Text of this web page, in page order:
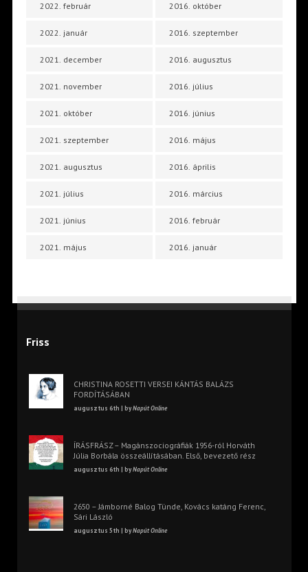
2022. február
2022. január
2021. december
2021. november
2021. október
2021. szeptember
2021. augusztus
2021. július
2021. június
2021. május
2016. október
2016. szeptember
2016. augusztus
2016. július
2016. június
2016. május
2016. április
2016. március
2016. február
2016. január
Friss
CHRISTINA ROSETTI VERSEI KÁNTÁS BALÁZS
FORDÍTÁSÁBAN
augusztus 6th | byNapút Online
ÍRÁSFRÁSZ – Magánszociográfiák 1956-ról Horváth
Júlia Borbála összeállításában. Első, bevezető rész
augusztus 6th | byNapút Online
2650 – Jámborné Balog Tünde, Kovács katáng Ferenc,
Sári László
augusztus 5th | byNapút Online